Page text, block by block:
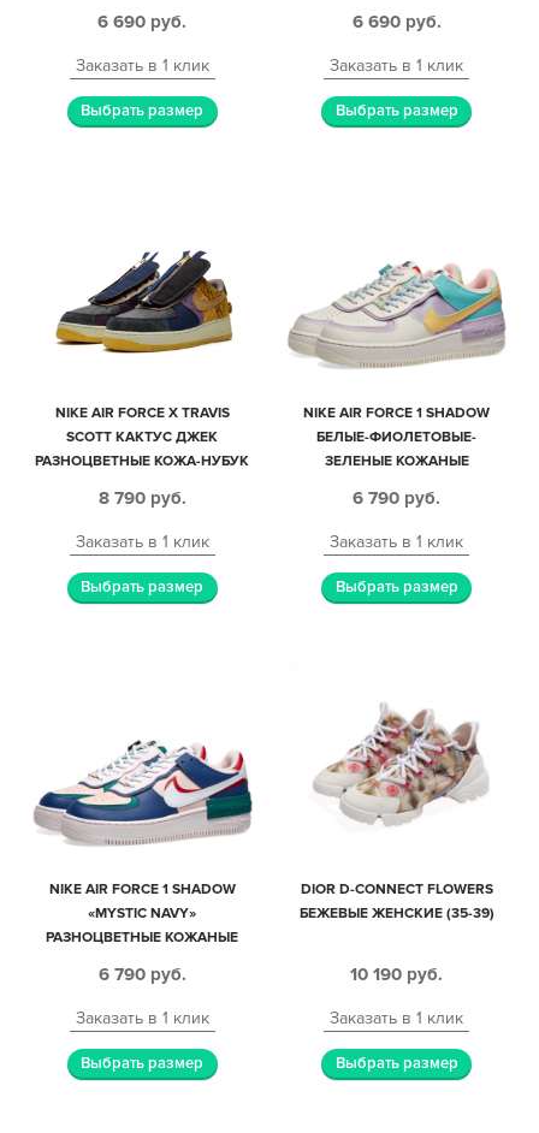
6 690 руб.
Заказать в 1 клик
Выбрать размер
6 690 руб.
Заказать в 1 клик
Выбрать размер
NIKE AIR FORCE X TRAVIS
SCOTT КАКТУС ДЖЕК
РАЗНОЦВЕТНЫЕ КОЖА-НУБУК
8 790 руб.
Заказать в 1 клик
Выбрать размер
NIKE AIR FORCE 1 SHADOW
БЕЛЫЕ-ФИОЛЕТОВЫЕ-
ЗЕЛЕНЫЕ КОЖАНЫЕ
6 790 руб.
Заказать в 1 клик
Выбрать размер
NIKE AIR FORCE 1 SHADOW
«MYSTIC NAVY»
РАЗНОЦВЕТНЫЕ КОЖАНЫЕ
6 790 руб.
Заказать в 1 клик
Выбрать размер
DIOR D-CONNECT FLOWERS
БЕЖЕВЫЕ ЖЕНСКИЕ (35-39)
10 190 руб.
Заказать в 1 клик
Выбрать размер